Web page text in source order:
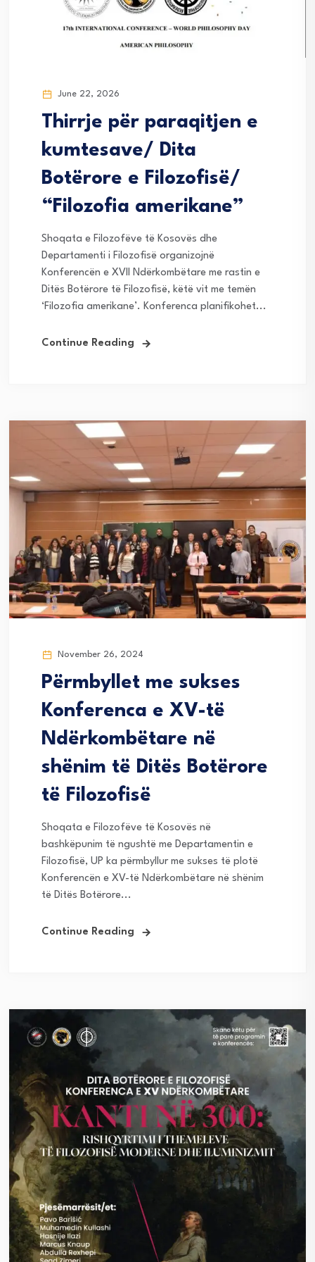
June 22, 2026
Thirrje për paraqitjen e
kumtesave/ Dita
Botërore e Filozofisë/
“Filozofia amerikane”
Shoqata e Filozofëve të Kosovës dhe
Departamenti i Filozofisë organizojnë
Konferencën e XVII Ndërkombëtare me rastin e
Ditës Botërore të Filozofisë, këtë vit me temën
‘Filozofia amerikane’. Konferenca planifikohet...
Continue Reading
November 26, 2024
Përmbyllet me sukses
Konferenca e XV-të
Ndërkombëtare në
shënim të Ditës Botërore
të Filozofisë
Shoqata e Filozofëve të Kosovës në
bashkëpunim të ngushtë me Departamentin e
Filozofisë, UP ka përmbyllur me sukses të plotë
Konferencën e XV-të Ndërkombëtare në shënim
të Ditës Botërore...
Continue Reading